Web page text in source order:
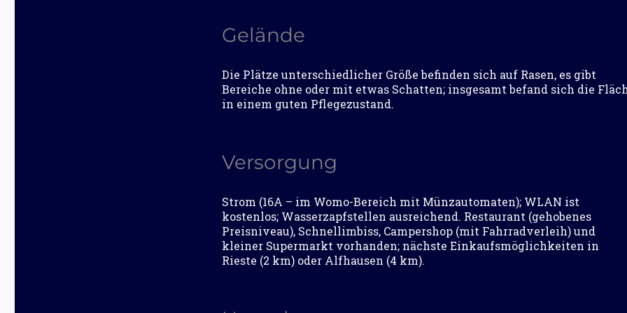
Gelände
Die Plätze unterschiedlicher Größe befinden sich auf Rasen, es gibt
Bereiche ohne oder mit etwas Schatten; insgesamt befand sich die
in einem guten Pflegezustand.
Versorgung
Strom (16A – im Womo-Bereich mit Münzautomaten); WLAN ist
kostenlos; Wasserzapfstellen ausreichend. Restaurant (gehobenes
Preisniveau), Schnellimbiss, Campershop (mit Fahrradverleih) und
kleiner Supermarkt vorhanden; nächste Einkaufsmöglichkeiten in
Rieste (2 km) oder Alfhausen (4 km).